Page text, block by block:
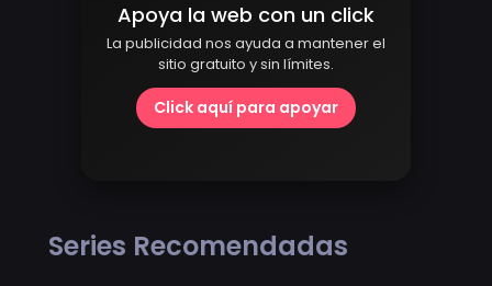
Apoya la web con un click
La publicidad nos ayuda a mantener el
sitio gratuito y sin límites.
Click aquí para apoyar
Series Recomendadas